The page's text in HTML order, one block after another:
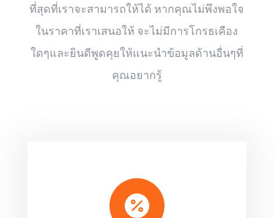
ที่สุดที่เราจะสามารถให้ได้ หากคุณไม่พึงพอใจ
ในราคาที่เราเสนอให้ จะไม่มีการโกรธเคือง
ใดๆและยินดีพูดคุยให้แนะนำข้อมูลด้านอื่นๆที่
คุณอยากรู้
